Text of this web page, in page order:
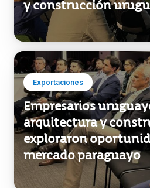
Exportaciones
Uruguay lleva su
tecnológica y
arquitectura e